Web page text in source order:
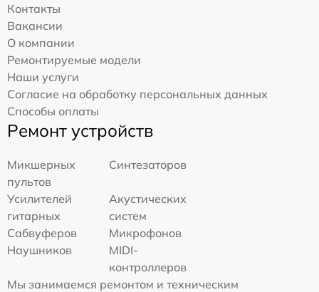
Контакты
Вакансии
О компании
Ремонтируемые модели
Наши услуги
Согласие на обработку персональных данных
Способы оплаты
Ремонт устройств
Микшерных
пультов
Синтезаторов
Усилителей
гитарных
Акустических
систем
Сабвуферов
Микрофонов
Наушников
MIDI-
контроллеров
Мы занимаемся ремонтом и техническим